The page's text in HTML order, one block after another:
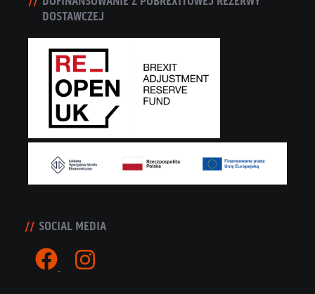
DOSTAWCZEJ
SOCIAL MEDIA